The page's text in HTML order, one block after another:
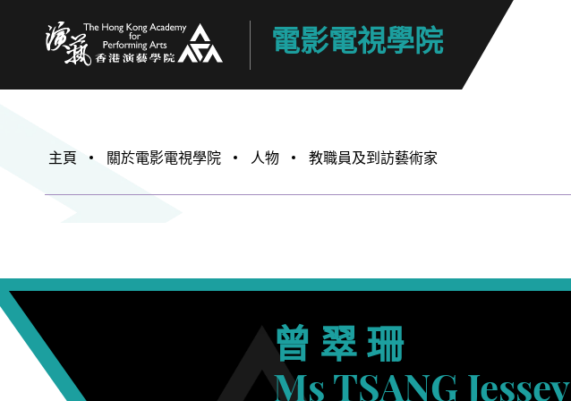
電影電視學院
主頁 關於電影電視學院 人物 教職員及到訪藝術家
曾 翠 珊
Ms TSANG Jessey